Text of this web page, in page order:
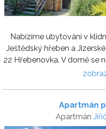
Nabízíme ubytování v
Ještědský hřeben a
22 Hřebenovka. V domě se
Apartmán
Apartmán